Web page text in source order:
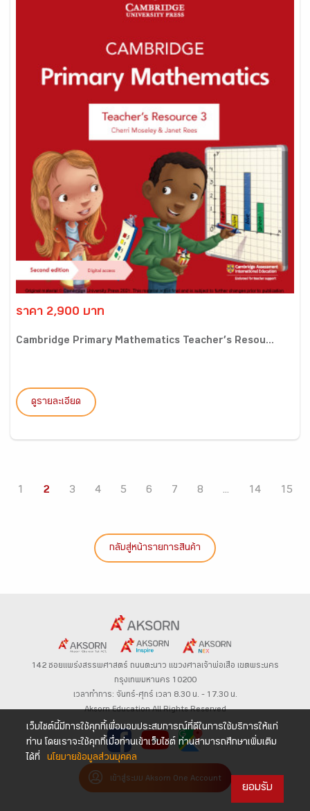
ราคา 2,900 บาท
Cambridge Primary Mathematics Teacher’s Resou...
ดูรายละเอียด
1 2 3 4 5 6 7 8 ... 14 15
กลับสู่หน้ารายการสินค้า
142 ซอยแพร่งสรรพศาสตร์ ถนนตะนาว แขวงศาลเจ้าพ่อเสือ เขตพระนคร
กรุงเทพมหานคร 10200
เวลาทำการ: จันทร์-ศุกร์ เวลา 8.30 น. – 17.30 น.
Aksorn Education All Rights Reserved
เข้าสู่ระบบ Aksorn One Account
เว็บไซต์นี้มีการใช้คุกกี้เพื่อมอบประสบการณ์ที่ดีในการใช้บริการให้แก่
ท่าน โดยเราจะใช้คุกกี้เมื่อท่านเข้าเว็บไซต์ ท่านสามารถศึกษาเพิ่มเติม
ได้ที่
นโยบายข้อมูลส่วนบุคคล
ยอมรับ